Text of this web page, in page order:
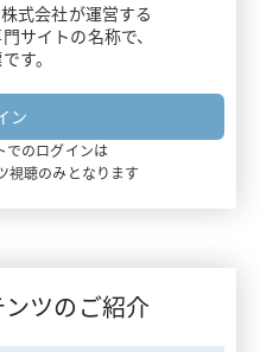
式会社が運営する
サイトの名称で、
す。
でのログインは
視聴のみとなります
ツのご紹介